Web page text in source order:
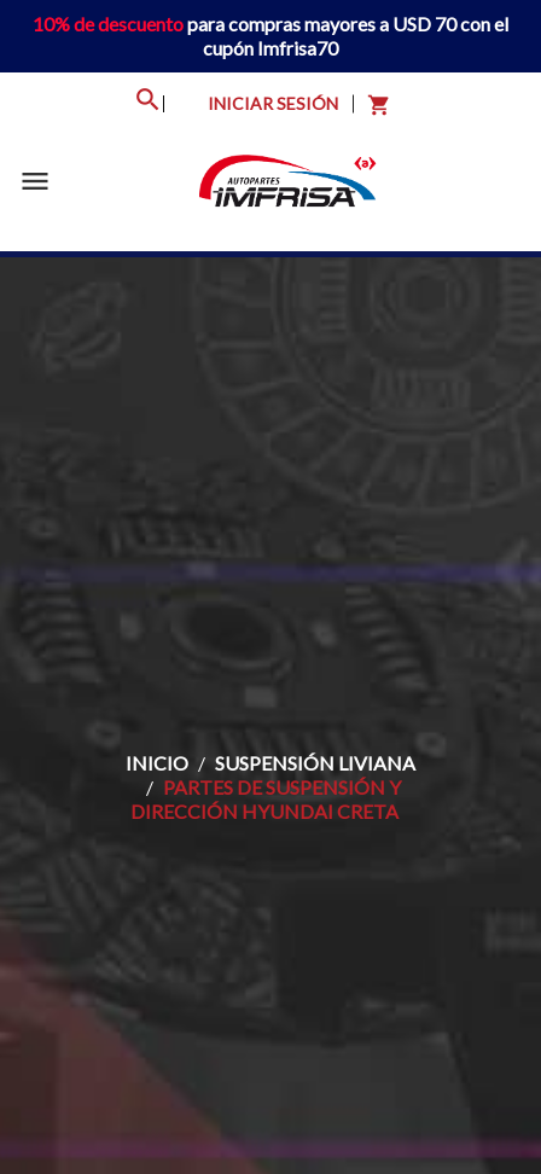
10% de descuentopara compras mayores a USD 70 con el
cupón Imfrisa70
INICIAR SESIÓN shopping_cart
menu
INICIO
SUSPENSIÓN LIVIANA
PARTES DE SUSPENSIÓN Y
DIRECCIÓN HYUNDAI CRETA